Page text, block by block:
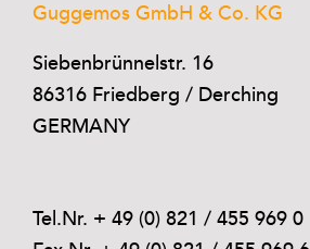
Guggemos GmbH & Co. KG
Siebenbrünnelstr. 16
86316 Friedberg / Derching
GERMANY
Tel.Nr. + 49 (0) 821 / 455 969 0